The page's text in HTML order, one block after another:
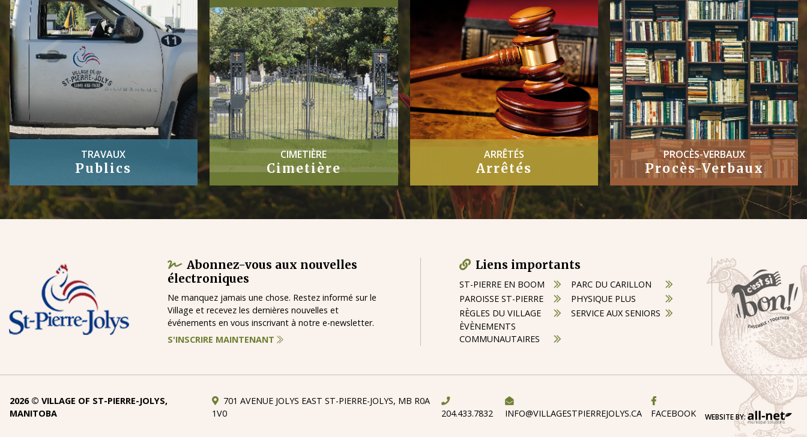
TRAVAUX
Publics
CIMETIÈRE
Cimetière
ARRÊTÉS
Arrêtés
PROCÈS-VERBAUX
Procès-Verbaux
Abonnez-vous aux nouvelles
électroniques
Ne manquez jamais une chose. Restez informé sur le
Village et recevez les dernières nouvelles et
événements en vous inscrivant à notre e-newsletter.
S'INSCRIRE MAINTENANT
Liens importants
ST-PIERRE EN BOOM
PAROISSE ST-PIERRE
RÈGLES DU VILLAGE
ÈVÈNEMENTS
COMMUNAUTAIRES
PARC DU CARILLON
PHYSIQUE PLUS
SERVICE AUX SENIORS
2026 © VILLAGE OF ST-PIERRE-JOLYS,
MANITOBA
701 AVENUE JOLYS EAST ST-PIERRE-JOLYS, MB R0A
1V0
204.433.7832 INFO@VILLAGESTPIERREJOLYS.CA FACEBOOK WEBSITE BY: